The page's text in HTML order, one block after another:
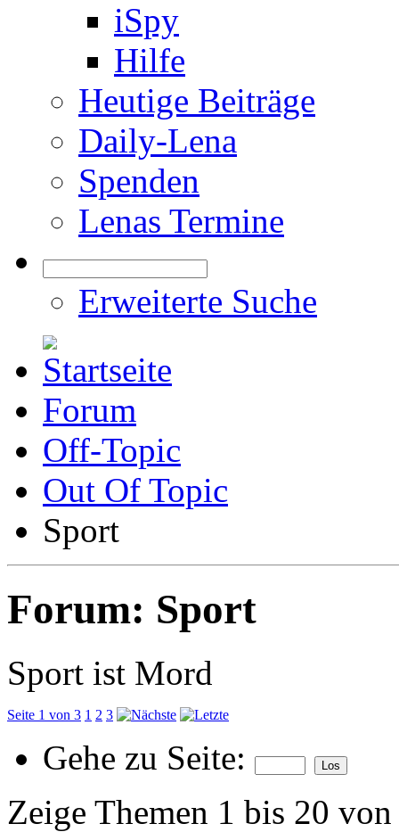
iSpy
Hilfe
Heutige Beiträge
Daily-Lena
Spenden
Lenas Termine
Erweiterte Suche
Forum
Off-Topic
Out Of Topic
Sport
Forum: Sport
Sport ist Mord
Seite 1 von 3 1 2 3
Gehe zu Seite:
Zeige Themen 1 bis 20